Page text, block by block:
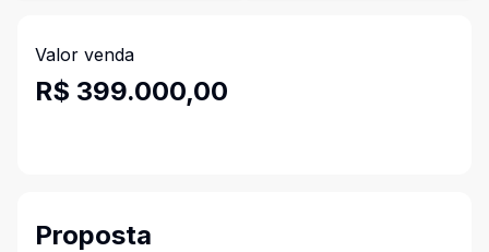
Valor venda
R$ 399.000,00
Proposta